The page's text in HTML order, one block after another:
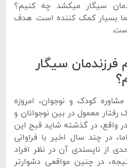
سیگار میکشد چه کنیم؟
بسیار کمک کننده است. هدف
سیگار
کودک و نوجوان، امروزه
معمول در بین نوجوانان و
واقع، در گذشته شاید قبح این
در چند سال اخیر با فراوانی
از ناپسندی آن در نظر افراد
در چنین مواقعی دشوارتر